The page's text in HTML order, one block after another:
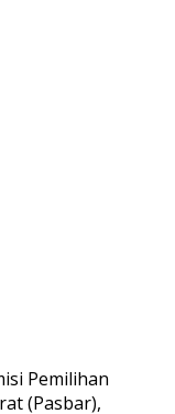
Pemilihan
(Pasbar),